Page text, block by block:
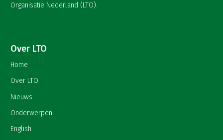
Organisatie Nederland (LTO).
Over LTO
Home
Over LTO
Nieuws
Onderwerpen
English